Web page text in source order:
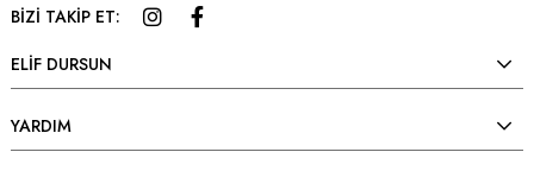
BİZİ TAKİP ET:
ELİF DURSUN
YARDIM